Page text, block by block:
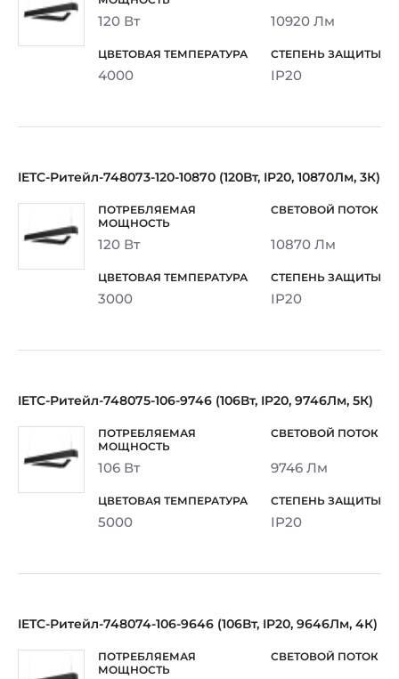
120 Вт 10920 Лм
4000 IP20
IETC-Ритейл-748073-120-10870 (120Вт, IP20, 10870Лм, 3К)
120 Вт 10870 Лм
3000 IP20
IETC-Ритейл-748075-106-9746 (106Вт, IP20, 9746Лм, 5К)
106 Вт 9746 Лм
5000 IP20
IETC-Ритейл-748074-106-9646 (106Вт, IP20, 9646Лм, 4К)